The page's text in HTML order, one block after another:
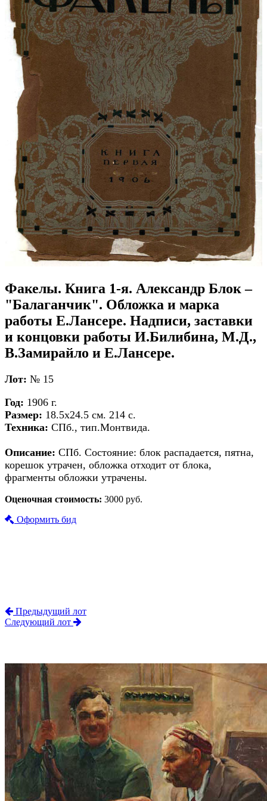
Факелы. Книга 1-я. Александр Блок –
"Балаганчик". Обложка и марка
работы Е.Лансере. Надписи, заставки
и концовки работы И.Билибина, М.Д.,
В.Замирайло и Е.Лансере.
Лот: № 15
Год: 1906 г.
Размер: 18.5х24.5 см. 214 с.
Техника: СПб., тип.Монтвида.
Описание: СПб. Состояние: блок распадается, пятна,
корешок утрачен, обложка отходит от блока,
фрагменты обложки утрачены.
Оценочная стоимость: 3000 руб.
Оформить бид
Предыдущий лот
Следующий лот